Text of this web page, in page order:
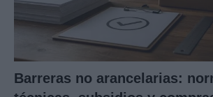
Barreras no arancelarias: